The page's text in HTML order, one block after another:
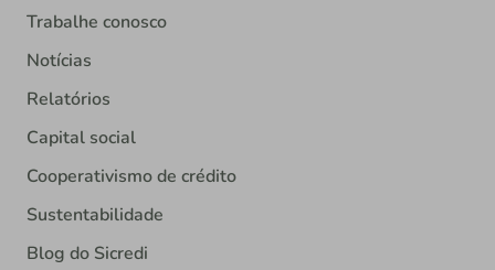
Trabalhe conosco
Notícias
Relatórios
Capital social
Cooperativismo de crédito
Sustentabilidade
Blog do Sicredi